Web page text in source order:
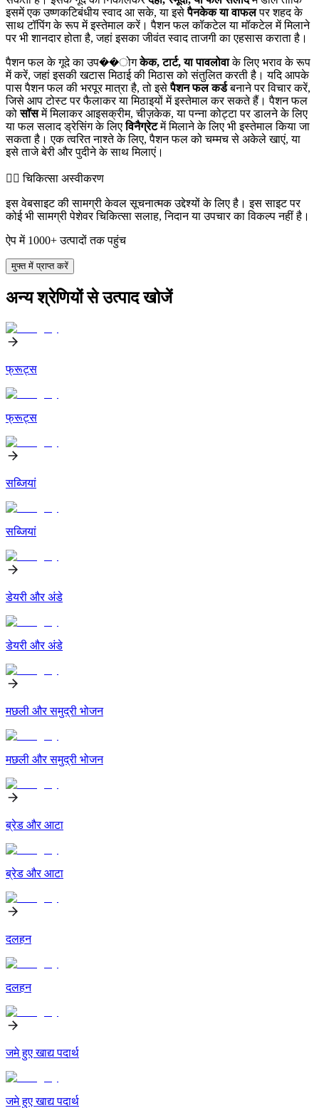
इसमें एक उष्णकटिबंधीय स्वाद आ सके, या इसेपैनकेक या वाफलपर शहद के
साथ टॉपिंग के रूप में इस्तेमाल करें। पैशन फल कॉकटेल या मॉकटेल में मिलाने
पर भी शानदार होता है, जहां इसका जीवंत स्वाद ताजगी का एहसास कराता है।
पैशन फल के गूदे का उप��ोगकेक, टार्ट, या पावलोवाके लिए भराव के रूप
में करें, जहां इसकी खटास मिठाई की मिठास को संतुलित करती है। यदि आपके
पास पैशन फल की भरपूर मात्रा है, तो इसेपैशन फल कर्डबनाने पर विचार करें,
जिसे आप टोस्ट पर फैलाकर या मिठाइयों में इस्तेमाल कर सकते हैं। पैशन फल
कोसॉसमें मिलाकर आइसक्रीम, चीज़केक, या पन्ना कोट्टा पर डालने के लिए
या फल सलाद ड्रेसिंग के लिएविनैग्रेटमें मिलाने के लिए भी इस्तेमाल किया जा
सकता है। एक त्वरित नाश्ते के लिए, पैशन फल को चम्मच से अकेले खाएं, या
इसे ताजे बेरी और पुदीने के साथ मिलाएं।
👨‍⚕️️ चिकित्सा अस्वीकरण
इस वेबसाइट की सामग्री केवल सूचनात्मक उद्देश्यों के लिए है। इस साइट पर
कोई भी सामग्री पेशेवर चिकित्सा सलाह, निदान या उपचार का विकल्प नहीं है।
ऐप में 1000+ उत्पादों तक पहुंच
मुफ्त में प्राप्त करें
अन्य श्रेणियों से उत्पाद खोजें
फ्रूट्स
फ्रूट्स
सब्जियां
सब्जियां
डेयरी और अंडे
डेयरी और अंडे
मछली और समुद्री भोजन
मछली और समुद्री भोजन
ब्रेड और आटा
ब्रेड और आटा
दलहन
दलहन
जमे हुए खाद्य पदार्थ
जमे हुए खाद्य पदार्थ